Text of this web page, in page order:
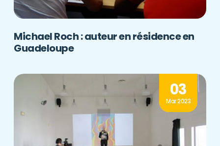
Michael Roch : auteur en résidence en
Guadeloupe
03
Mar 2023